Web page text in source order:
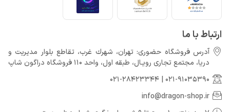
ارتباط با ما
آدرس فروشگاه حضوری: تهران، شهرك غرب، تقاطع بلوار مدیریت و
دريا، مجتمع تجارى رويـال، طبقه اول، واحد 110 فروشگاه دراگون شاپ
021-91035390
021-28423344
info@dragon-shop.ir